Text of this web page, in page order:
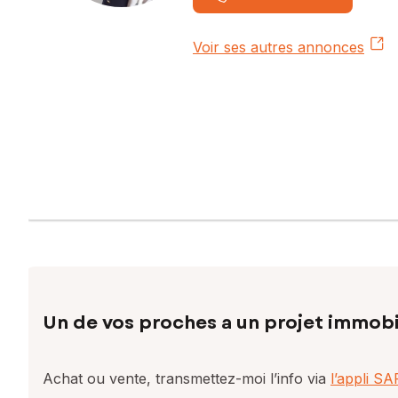
Voir ses autres annonces
Un de vos proches a un projet
Achat ou vente, transmettez-moi l’info via l’appli